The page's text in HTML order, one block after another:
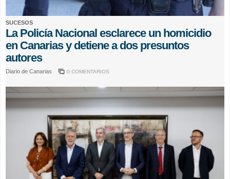
SUCESOS
La Policía Nacional esclarece un homicidio
en Canarias y detiene a dos presuntos
autores
Diario de Canarias 0 COMENTARIOS